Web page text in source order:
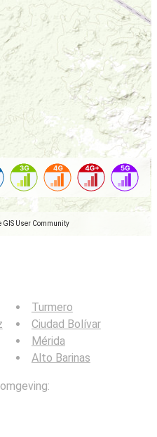
GIS User Community
Turmero
Ciudad Bolívar
Mérida
Alto Barinas